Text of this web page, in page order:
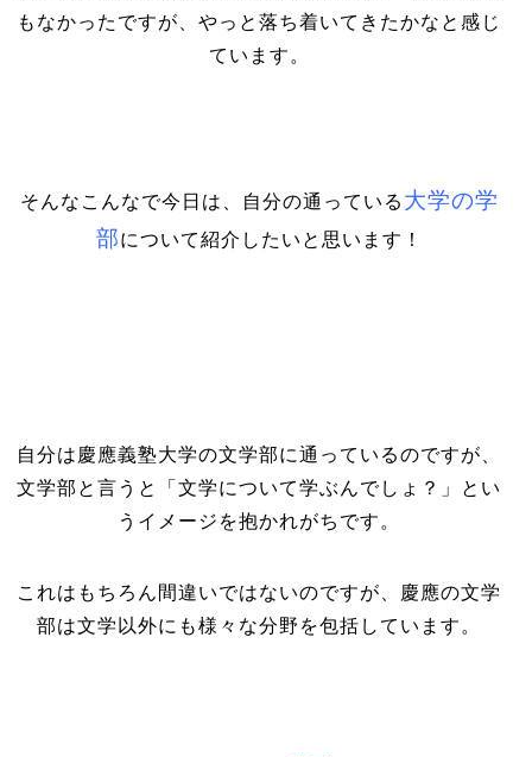
もなかったですが、やっと落ち着いてきたかなと感じ
ています。
そんなこんなで今日は、自分の通っている 大学の学
部について紹介したいと思います！
自分は慶應義塾大学の文学部に通っているのですが、
文学部と言うと「文学について学ぶんでしょ？」とい
うイメージを抱かれがちです。
これはもちろん間違いではないのですが、慶應の文学
部は文学以外にも様々な分野を包括しています。